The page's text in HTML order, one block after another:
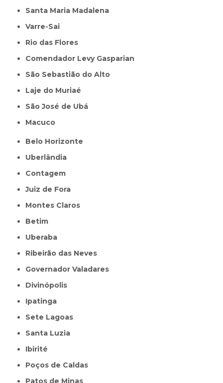
Santa Maria Madalena
Varre-Sai
Rio das Flores
Comendador Levy Gasparian
São Sebastião do Alto
Laje do Muriaé
São José de Ubá
Macuco
Belo Horizonte
Uberlândia
Contagem
Juiz de Fora
Montes Claros
Betim
Uberaba
Ribeirão das Neves
Governador Valadares
Divinópolis
Ipatinga
Sete Lagoas
Santa Luzia
Ibirité
Poços de Caldas
Patos de Minas